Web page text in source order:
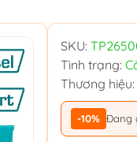
SKU:
Tình trạng:
Thương hiệu:
-10% Đang